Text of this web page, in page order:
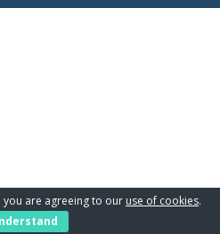
are agreeing to our use of cookies.